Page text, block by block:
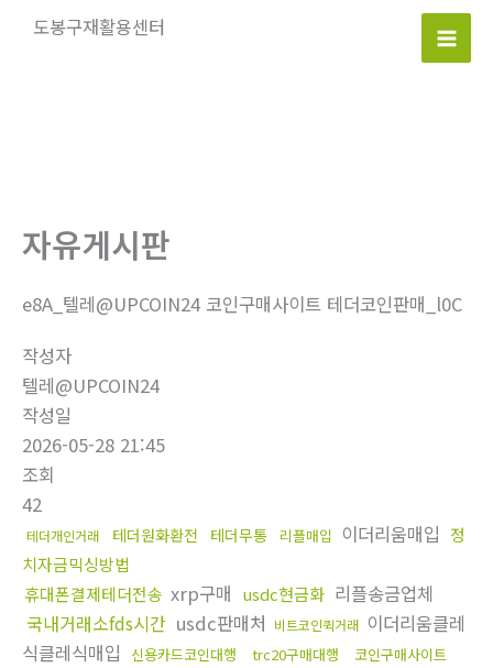
도봉구재활용센터
Main
자유게시판
e8A_텔레@UPCOIN24 코인구매사이트 테더코인판매_l0C
작성자
텔레@UPCOIN24
작성일
2026-05-28 21:45
조회
42
테더개인거래 테더원화환전 테더무통 리플매입 이더리움매입 정
치자금믹싱방법
휴대폰결제테더전송 xrp구매 usdc현금화 리플송금업체
국내거래소fds시간 usdc판매처 비트코인퀵거래 이더리움클레
식클레식매입
신용카드코인대행 trc20구매대행 코인구매사이트